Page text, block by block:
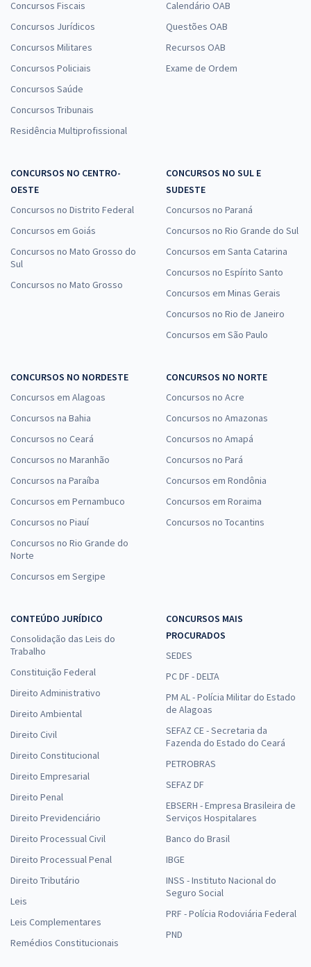
R$26,66
Economize R$ 79,98 (-20%)
Comprar
SEFA PA - Secretaria de Estado da Fazenda do Pará - Conhecimentos
Específicos para o Cargo de Analista Fazendário de Tecnologia da
ou 12x de
R$26,66
Economize R$ 79,98 (-20%)
SEFA PA - Secretaria de Estado da Fazenda do Pará - Analista
Fazendário de Saúde Ocupacional - Conhecimentos Específicos
para o Cargo de Serviço Social
à vista
Comprar
Concursos Fiscais
Concursos Jurídicos
Concursos Militares
Concursos Policiais
Concursos Saúde
Concursos Tribunais
Residência Multiprofissional
Calendário OAB
Questões OAB
Recursos OAB
Exame de Ordem
CONCURSOS NO CENTRO-
OESTE
Concursos no Distrito Federal
Concursos em Goiás
Concursos no Mato Grosso do
Sul
Concursos no Mato Grosso
CONCURSOS NO SUL E
SUDESTE
Concursos no Paraná
Concursos no Rio Grande do Sul
Concursos em Santa Catarina
Concursos no Espírito Santo
Concursos em Minas Gerais
Concursos no Rio de Janeiro
Concursos em São Paulo
CONCURSOS NO NORDESTE
Concursos em Alagoas
Concursos na Bahia
Concursos no Ceará
Concursos no Maranhão
Concursos na Paraíba
Concursos em Pernambuco
Concursos no Piauí
Concursos no Rio Grande do
Norte
Concursos em Sergipe
CONCURSOS NO NORTE
Concursos no Acre
Concursos no Amazonas
Concursos no Amapá
Concursos no Pará
Concursos em Rondônia
Concursos em Roraima
Concursos no Tocantins
CONTEÚDO JURÍDICO
Consolidação das Leis do
Trabalho
Constituição Federal
Direito Administrativo
Direito Ambiental
Direito Civil
Direito Constitucional
Direito Empresarial
Direito Penal
Direito Previdenciário
Direito Processual Civil
Direito Processual Penal
Direito Tributário
Leis
Leis Complementares
Remédios Constitucionais
CONCURSOS MAIS
PROCURADOS
SEDES
PC DF - DELTA
PM AL - Polícia Militar do Estado
de Alagoas
SEFAZ CE - Secretaria da
Fazenda do Estado do Ceará
PETROBRAS
SEFAZ DF
EBSERH - Empresa Brasileira de
Serviços Hospitalares
Banco do Brasil
IBGE
INSS - Instituto Nacional do
Seguro Social
PRF - Polícia Rodoviária Federal
PND